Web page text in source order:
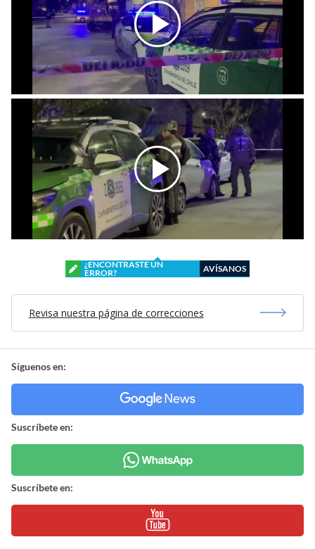
¿ENCONTRASTE UN
ERROR?
AVÍSANOS
Revisa nuestra página de correcciones
Síguenos en:
Suscríbete en:
Suscríbete en: